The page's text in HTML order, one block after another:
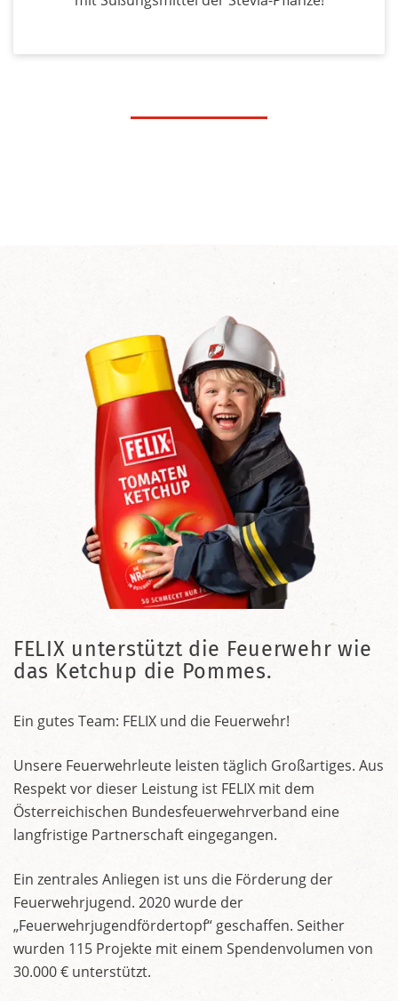
FELIX unterstützt die Feuerwehr wie
das Ketchup die Pommes.
Ein gutes Team: FELIX und die Feuerwehr!
Unsere Feuerwehrleute leisten täglich Großartiges. Aus
Respekt vor dieser Leistung ist FELIX mit dem
Österreichischen Bundesfeuerwehrverband eine
langfristige Partnerschaft eingegangen.
Ein zentrales Anliegen ist uns die Förderung der
Feuerwehrjugend. 2020 wurde der
„Feuerwehrjugendfördertopf“ geschaffen. Seither
wurden 115 Projekte mit einem Spendenvolumen von
30.000 € unterstützt.